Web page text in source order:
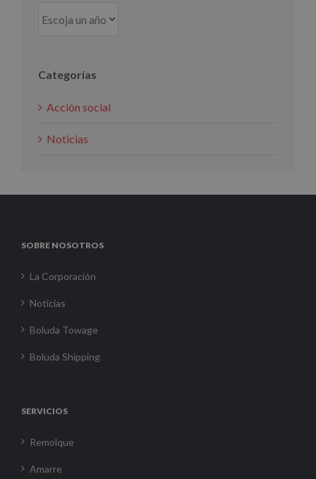
Categorías
Acción social
Noticias
SOBRE NOSOTROS
La Corporación
Noticias
Boluda Towage
Boluda Shipping
SERVICIOS
Remolque
Amarre